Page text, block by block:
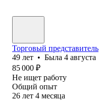
Торговый представитель
49 лет • Была 4 августа
85 000 ₽
Не ищет работу
Общий опыт
26 лет 4 месяца